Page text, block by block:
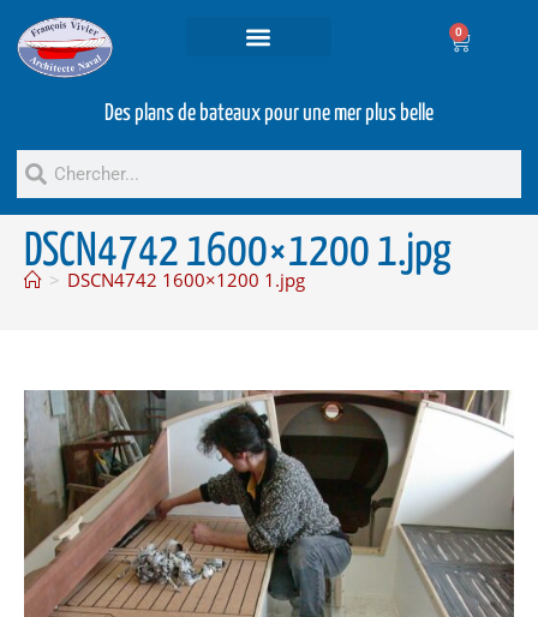
0
Des plans de bateaux pour une mer plus belle
DSCN4742 1600×1200 1.jpg
> DSCN4742 1600×1200 1.jpg